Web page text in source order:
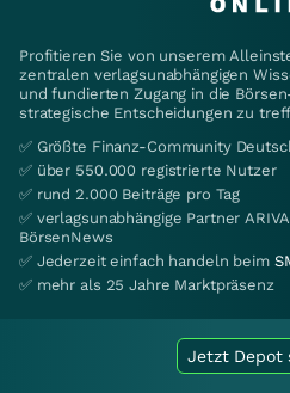
Profitieren Sie von unserem
zentralen verlagsunabhängigen
und fundierten Zugang in die
strategische Entscheidungen zu
✅ Größte Finanz-Community
✅ über 550.000 registrierte Nutzer
✅ rund 2.000 Beiträge pro Tag
✅ verlagsunabhängige Partner
BörsenNews
✅ Jederzeit einfach handeln beim
✅ mehr als 25 Jahre Marktpräsenz
Jetzt Depot